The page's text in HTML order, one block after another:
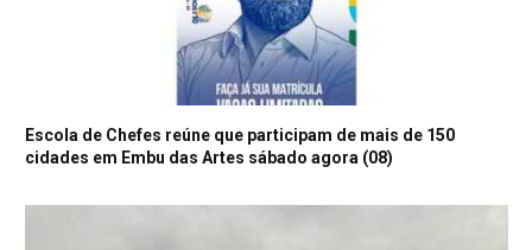
Escola de Chefes reúne que participam de mais de 150
cidades em Embu das Artes sábado agora (08)